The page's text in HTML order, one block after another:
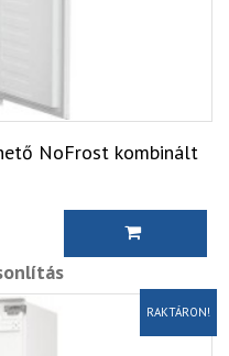
NoFrost kombinált
RAKTÁRON!